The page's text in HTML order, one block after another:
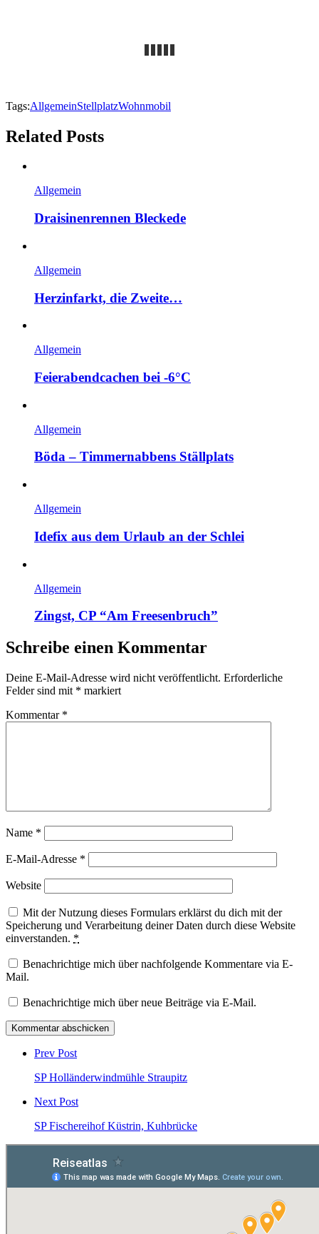
Tags:AllgemeinStellplatzWohnmobil
Related Posts
Allgemein
Draisinenrennen Bleckede
Allgemein
Herzinfarkt, die Zweite…
Allgemein
Feierabendcachen bei -6°C
Allgemein
Böda – Timmernabbens Ställplats
Allgemein
Idefix aus dem Urlaub an der Schlei
Allgemein
Zingst, CP “Am Freesenbruch”
Schreibe einen Kommentar
Deine E-Mail-Adresse wird nicht veröffentlicht. Erforderliche
Felder sind mit * markiert
Kommentar *
Name *
E-Mail-Adresse *
Website
Mit der Nutzung dieses Formulars erklärst du dich mit der
Speicherung und Verarbeitung deiner Daten durch diese Website
einverstanden. *
Benachrichtige mich über nachfolgende Kommentare via E-
Mail.
Benachrichtige mich über neue Beiträge via E-Mail.
Post
comment
Prev Post
SP Holländerwindmühle Straupitz
Next Post
SP Fischereihof Küstrin, Kuhbrücke